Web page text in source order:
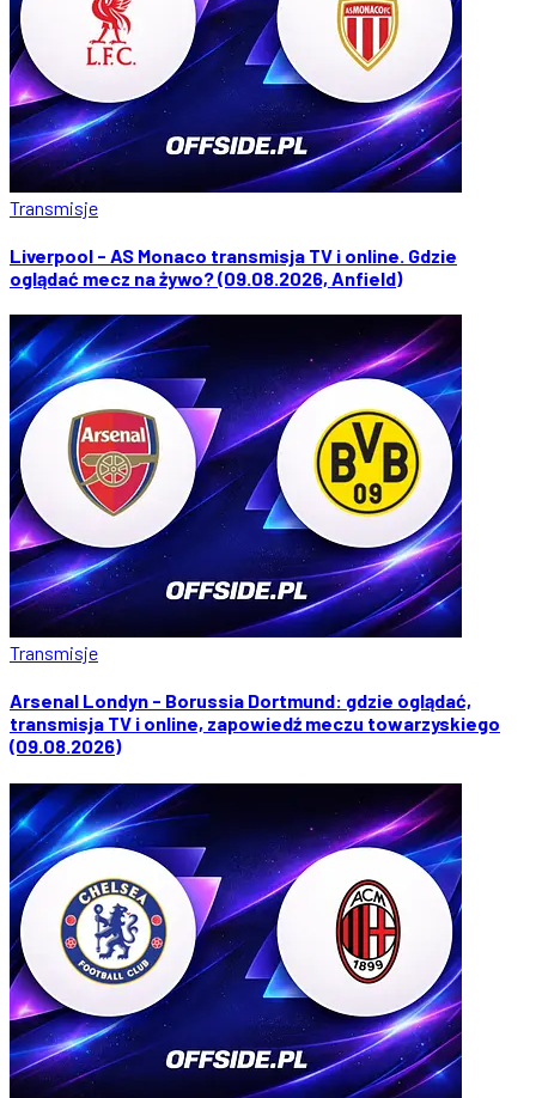
Transmisje
Liverpool - AS Monaco transmisja TV i online. Gdzie
oglądać mecz na żywo? (09.08.2026, Anfield)
Transmisje
Arsenal Londyn - Borussia Dortmund: gdzie oglądać,
transmisja TV i online, zapowiedź meczu towarzyskiego
(09.08.2026)